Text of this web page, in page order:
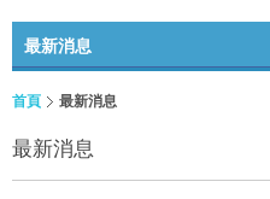
最新消息
首頁 最新消息
最新消息